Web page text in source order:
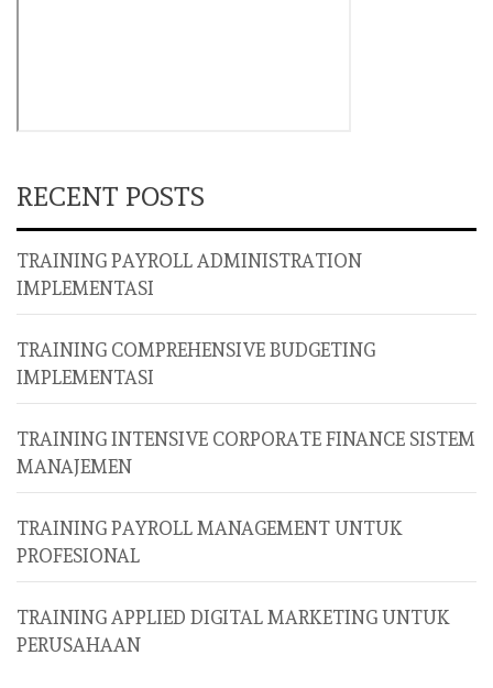
RECENT POSTS
TRAINING PAYROLL ADMINISTRATION
IMPLEMENTASI
TRAINING COMPREHENSIVE BUDGETING
IMPLEMENTASI
TRAINING INTENSIVE CORPORATE FINANCE SISTEM
MANAJEMEN
TRAINING PAYROLL MANAGEMENT UNTUK
PROFESIONAL
TRAINING APPLIED DIGITAL MARKETING UNTUK
PERUSAHAAN